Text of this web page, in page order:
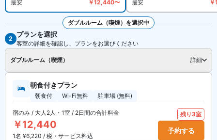
最安
￥12,440〜
最安
ダブルルーム（喫煙）を選択中
2 プランを選択
客室の詳細を確認し、プランをお選びください
ダブルルーム（喫煙） 詳細
朝食付きプラン
朝食付 Wi-Fi無料 駐車場 (無料)
宿のみ / 大人2人・1室 / 2日間の合計料金
￥12,440
1名 ¥6,220 / 税・サービス料込
残り3室
予約する